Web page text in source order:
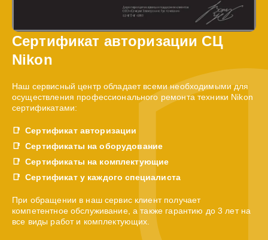
Сертификат авторизации СЦ
Nikon
Наш сервисный центр обладает всеми необходимыми для
осуществления профессионального ремонта техники Nikon
сертификатами:
Сертификат авторизации
Сертификаты на оборудование
Сертификаты на комплектующие
Сертификат у каждого специалиста
При обращении в наш сервис клиент получает
компетентное обслуживание, а также гарантию до 3 лет на
все виды работ и комплектующих.